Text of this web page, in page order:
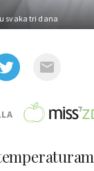
svaka tri dana